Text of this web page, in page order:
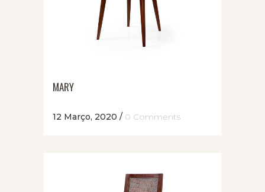
MARY
12 Março, 2020 / 0 Comments